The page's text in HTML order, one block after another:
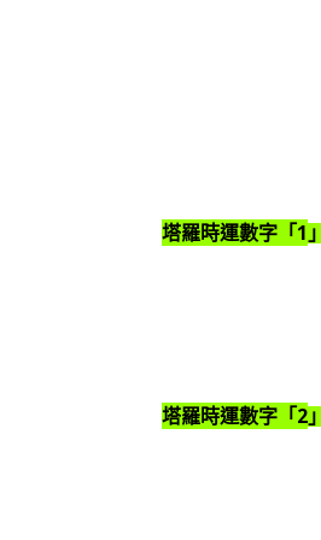
塔羅時運數字「1
塔羅時運數字「2